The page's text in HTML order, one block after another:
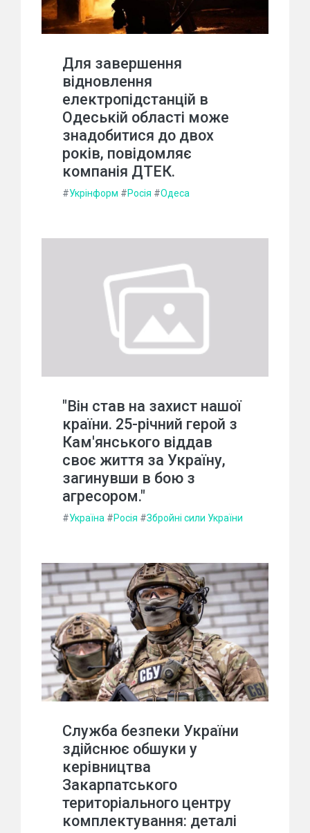
Для завершення
відновлення
електропідстанцій в
Одеській області може
знадобитися до двох
років, повідомляє
компанія ДТЕК.
#Укрінформ #Росія #Одеса
"Він став на захист нашої
країни. 25-річний герой з
Кам'янського віддав
своє життя за Україну,
загинувши в бою з
агресором."
#Україна #Росія #Збройні сили України
Служба безпеки України
здійснює обшуки у
керівництва
Закарпатського
територіального центру
комплектування: деталі